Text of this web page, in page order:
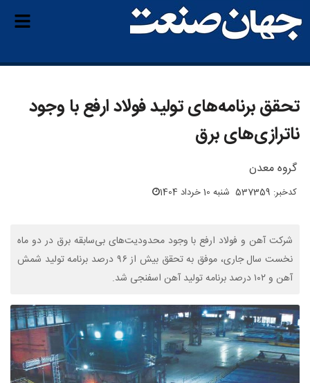
تحقق برنامه‌های تولید فولاد ارفع با وجود
ناترازی‌های برق
گروه معدن
کدخبر: 537359 شنبه 10 خرداد 1404
شرکت آهن و فولاد ارفع با وجود محدودیت‌های بی‌سابقه برق در دو ماه
نخست سال جاری، موفق به تحقق بیش از ۹۶ درصد برنامه تولید شمش
آهن و ۱۰۲ درصد برنامه تولید آهن اسفنجی شد.